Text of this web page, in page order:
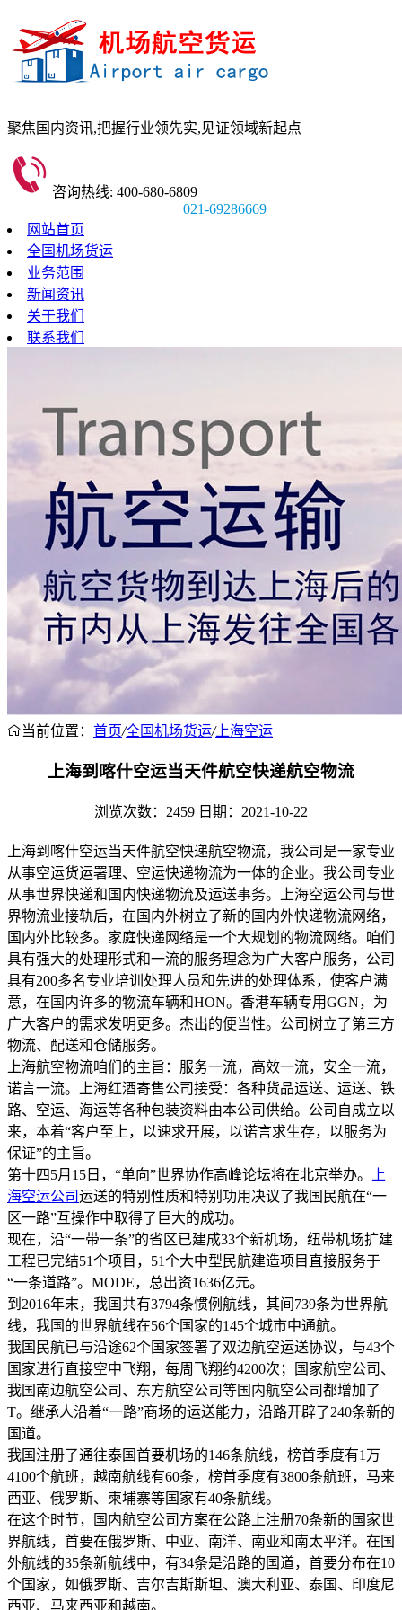
聚焦国内资讯,把握行业领先实,见证领域新起点
咨询热线: 400-680-6809
021-69286669
网站首页
全国机场货运
业务范围
新闻资讯
关于我们
联系我们
当前位置： 首页/全国机场货运/上海空运
上海到喀什空运当天件航空快递航空物流
浏览次数：2459 日期：2021-10-22
上海到喀什空运当天件航空快递航空物流，我公司是一家专业
从事空运货运署理、空运快递物流为一体的企业。我公司专业
从事世界快递和国内快递物流及运送事务。上海空运公司与世
界物流业接轨后，在国内外树立了新的国内外快递物流网络，
国内外比较多。家庭快递网络是一个大规划的物流网络。咱们
具有强大的处理形式和一流的服务理念为广大客户服务，公司
具有200多名专业培训处理人员和先进的处理体系，使客户满
意，在国内许多的物流车辆和HON。香港车辆专用GGN，为
广大客户的需求发明更多。杰出的便当性。公司树立了第三方
物流、配送和仓储服务。
上海航空物流咱们的主旨：服务一流，高效一流，安全一流，
诺言一流。上海红酒寄售公司接受：各种货品运送、运送、铁
路、空运、海运等各种包装资料由本公司供给。公司自成立以
来，本着“客户至上，以速求开展，以诺言求生存，以服务为
保证”的主旨。
第十四5月15日，“单向”世界协作高峰论坛将在北京举办。
上
海空运公司运送的特别性质和特别功用决议了我国民航在“一
区一路”互操作中取得了巨大的成功。
现在，沿“一带一条”的省区已建成33个新机场，纽带机场扩建
工程已完结51个项目，51个大中型民航建造项目直接服务于
“一条道路”。MODE，总出资1636亿元。
到2016年末，我国共有3794条惯例航线，其间739条为世界航
线，我国的世界航线在56个国家的145个城市中通航。
我国民航已与沿途62个国家签署了双边航空运送协议，与43个
国家进行直接空中飞翔，每周飞翔约4200次；国家航空公司、
我国南边航空公司、东方航空公司等国内航空公司都增加了
T。继承人沿着“一路”商场的运送能力，沿路开辟了240条新的
国道。
我国注册了通往泰国首要机场的146条航线，榜首季度有1万
4100个航班，越南航线有60条，榜首季度有3800条航班，马来
西亚、俄罗斯、柬埔寨等国家有40条航线。
在这个时节，国内航空公司方案在公路上注册70条新的国家世
界航线，首要在俄罗斯、中亚、南洋、南亚和南太平洋。在国
外航线的35条新航线中，有34条是沿路的国道，首要分布在10
个国家，如俄罗斯、吉尔吉斯斯坦、澳大利亚、泰国、印度尼
西亚、马来西亚和越南。